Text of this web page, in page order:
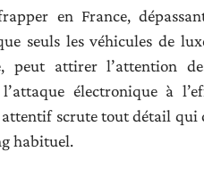
en France,
seuls les véhicules de
attirer l’attention
électronique à
scrute tout détail qui
habituel.